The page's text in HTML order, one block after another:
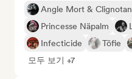
Angle Mort &
Princesse Näpalm
Infecticide
Töfie
모두 보기 +7